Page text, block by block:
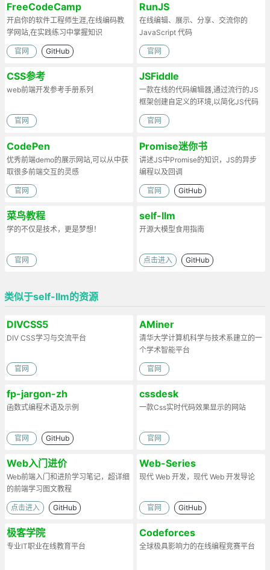
FreeCodeCamp
开启你的软件工程师生涯,在线编码教
学网站,在实践练习中掌握知识
官网 GitHub
RunJS
在线编辑、展示、分享、交流你的
JavaScript 代码
官网
CSS参考
web前端开发参考手册系列
官网
JSFiddle
一款在线的代码编辑器,通过流行的JS
框架创建自定义的环境,以简化JS代码
官网
CodePen
优秀前端demo的展示网站,可以从中获
取很多前端交互的灵感
官网
Promise迷你书
讲述JS中Promise的知识，JS的异步
编程以及回调
官网 GitHub
菜鸟教程
学的不仅是技术，更是梦想！
官网
self-llm
开源大模型食用指南
点击进入 GitHub
类似于self-llm的资源
DIVCSS5
DIV CSS学习与交流平台
官网
AMiner
清华大学计算机科学与技术系建立的一
个学术智能平台
官网
fp-jargon-zh
函数式编程术语及示例
官网 GitHub
cssdesk
一款Css实时代码效果显示的网站
官网
Web入门进价
Web前端入门和进阶学习笔记，超详细
的前端学习图文教程
点击进入 GitHub
Web-Series
现代 Web 开发，现代 Web 开发导论
官网 GitHub
极客学院
专业IT职业在线教育平台
Codeforces
全球极具影响力的在线编程竞赛平台